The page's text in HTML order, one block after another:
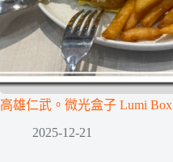
高雄仁武。微光盒子 Lumi Box
2025-12-21